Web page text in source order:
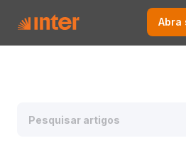
Abra